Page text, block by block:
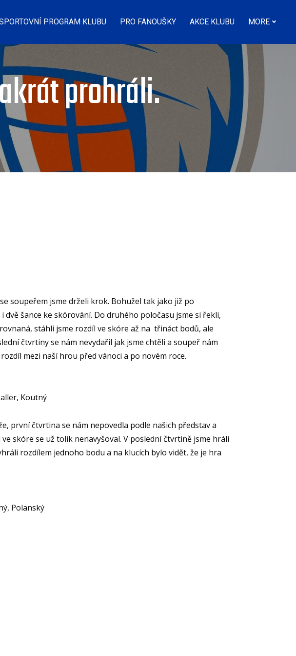
PROGRAM KLUBU PRO FANOUŠKY AKCE KLUBU MORE
prohráli.
soupeřem jsme drželi krok. Bohužel tak jako již po
šance ke skórování. Do druhého poločasu jsme si řekli,
stáhli jsme rozdíl ve skóre až na třináct bodů, ale
čtvrtiny se nám nevydařil jak jsme chtěli a soupeř nám
mezi naší hrou před vánoci a po novém roce.
Koutný
první čtvrtina se nám nepovedla podle našich představ a
skóre se už tolik nenavyšoval. V poslední čtvrtině jsme hráli
rozdílem jednoho bodu a na klucích bylo vidět, že je hra
Polanský